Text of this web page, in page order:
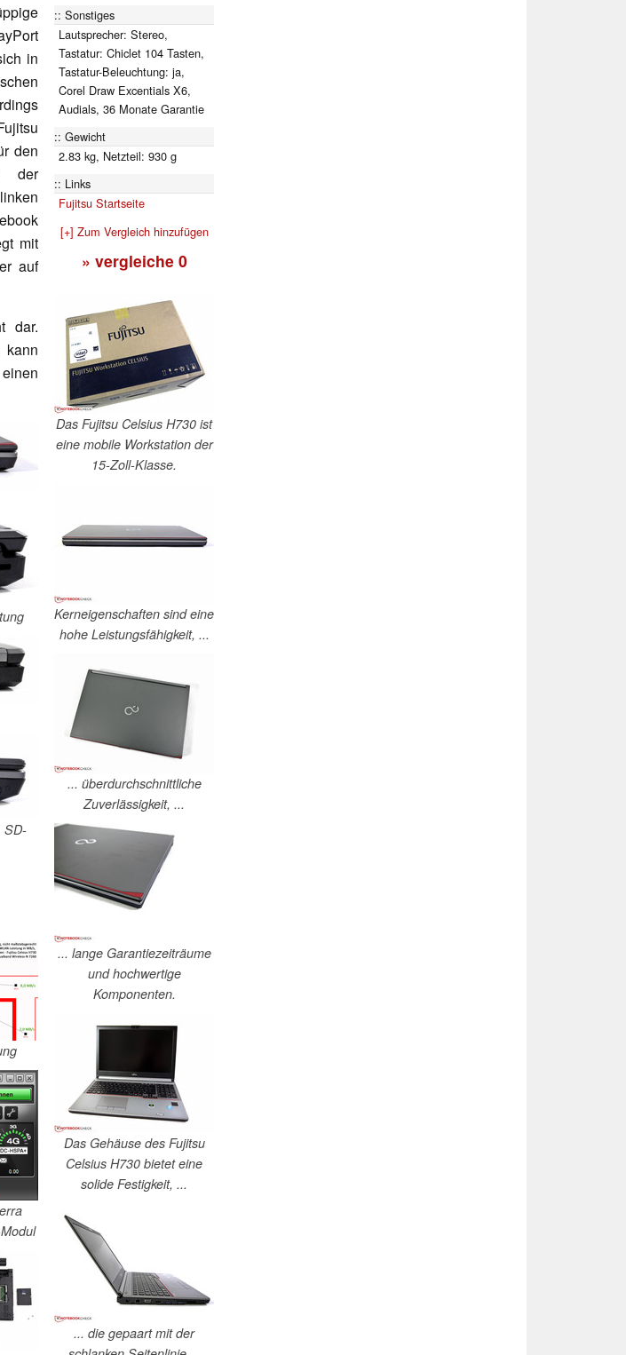
in
den
der
mit
auf
dar.
kann
SD-
Sonstiges
Lautsprecher: Stereo,
Tastatur: Chiclet 104 Tasten,
Tastatur-Beleuchtung: ja,
Corel Draw Excentials X6,
Audials, 36 Monate Garantie
Gewicht
2.83 kg, Netzteil: 930 g
Links
Fujitsu Startseite
[+] Zum Vergleich hinzufügen
» vergleiche 0
Das Fujitsu Celsius H730 ist
eine mobile Workstation der
15-Zoll-Klasse.
Kerneigenschaften sind eine
hohe Leistungsfähigkeit, ...
... überdurchschnittliche
Zuverlässigkeit, ...
... lange Garantiezeiträume
und hochwertige
Komponenten.
Das Gehäuse des Fujitsu
Celsius H730 bietet eine
solide Festigkeit, ...
... die gepaart mit der